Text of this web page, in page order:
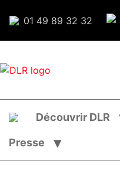
01 49 89 32 32
Découvrir DLR
Presse